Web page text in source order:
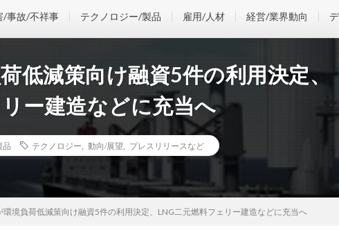
/事故/不祥事 テクノロジー/製品 雇用/人材 経営/業界動向
低減策向け融資5件の利用決定、
ー建造などに充当へ
品 テクノロジー 動向/展望 プレスリリースなど
環境負荷低減策向け融資5件の利用決定、LNG二元燃料フェリー建造などに充当へ